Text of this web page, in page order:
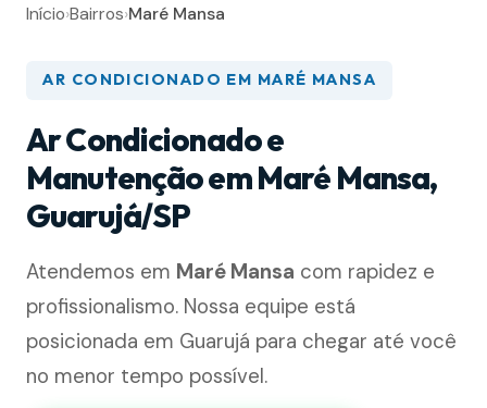
Início›Bairros›Maré Mansa
AR CONDICIONADO EM MARÉ MANSA
Ar Condicionado e
Manutenção em Maré Mansa,
Guarujá/SP
Atendemos em Maré Mansa com rapidez e
profissionalismo. Nossa equipe está
posicionada em Guarujá para chegar até você
no menor tempo possível.